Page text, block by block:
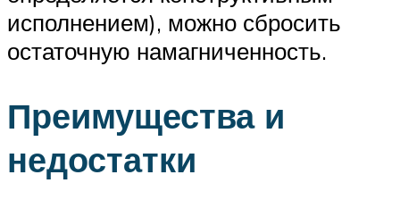
исполнением), можно сбросить
остаточную намагниченность.
Преимущества и
недостатки